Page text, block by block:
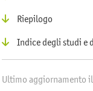
Riepilogo
Indice degli studi e
Ultimo aggiornamento